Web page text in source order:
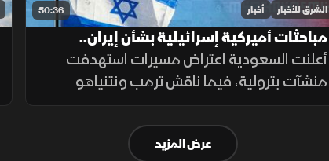
50:36 الشرق للأخبار أخبار
مباحثات أميركية إسرائيلية بشأن إيران..
وتحذيرات أممية بشأن دارفور
أعلنت السعودية اعتراض مسيرات استهدفت
منشآت بترولية، فيما ناقش ترمب ونتنياهو
الملف الإيراني، وتواصلت التحركات الإقليمية بين
العراق وتركيا، مع تحذيرات أممية من تدهور
الأوضاع في دارفور.عرض المزيد